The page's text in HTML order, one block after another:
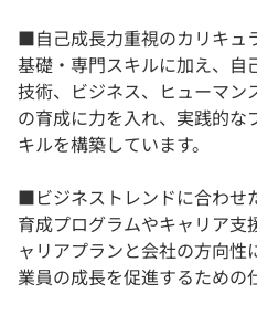
■自己成長力重視のカリキュ
基礎・専門スキルに加え、自
技術、ビジネス、ヒューマン
の育成に力を入れ、実践的な
キルを構築しています。
■ビジネストレンドに合わせ
育成プログラムやキャリア支
ャリアプランと会社の方向
業員の成長を促進するための